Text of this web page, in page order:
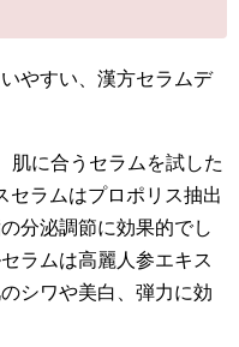
やすい、漢方セラムデ
肌に合うセラムを試した
セラムはプロポリス抽出
分泌調節に効果的でし
ラムは高麗人参エキス
シワや美白、弾力に効